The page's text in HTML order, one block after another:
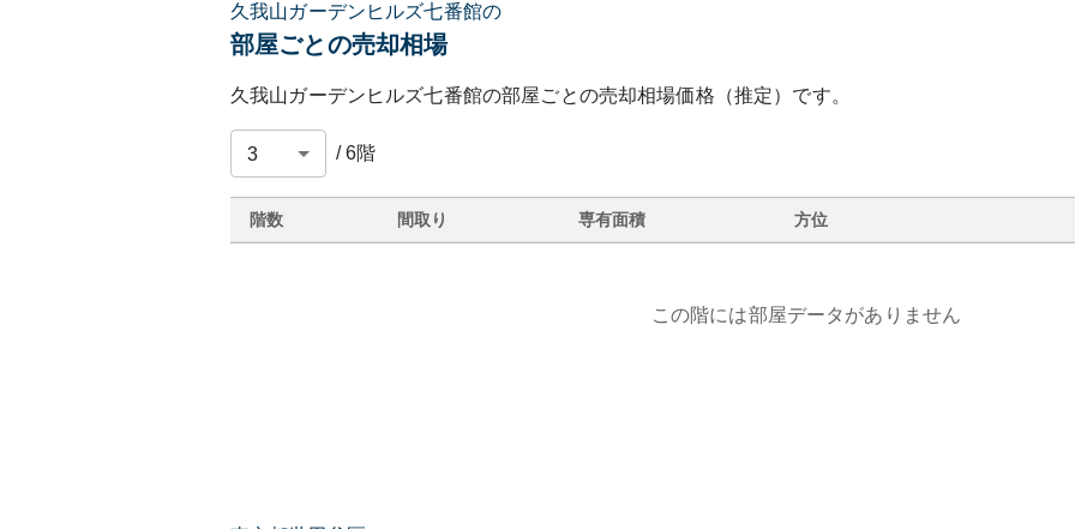
久我山ガーデンヒルズ七番館の
部屋ごとの売却相場
久我山ガーデンヒルズ七番館の部屋ごとの売却相場価格（推定）です。
/6階
階数 間取り 専有面積 方位
この階には部屋データがありません